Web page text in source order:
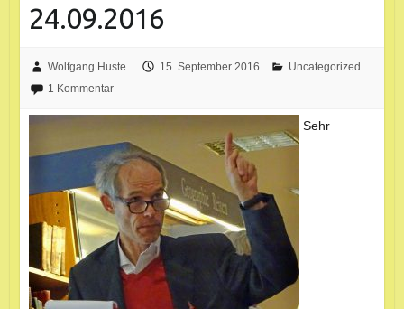
24.09.2016
Wolfgang Huste 15. September 2016
Uncategorized
1 Kommentar
Sehr